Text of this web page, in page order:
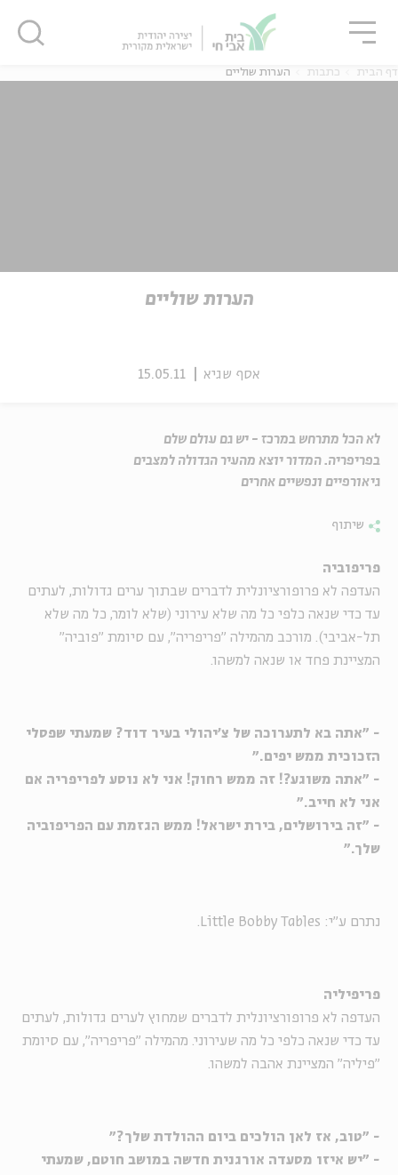
דף הבית כתבות הערות שוליים
הערות שוליים
אסף שגיא 15.05.11
לא הכל מתרחש במרכז - יש גם עולם שלם
בפריפריה. המדור יוצא מהעיר הגדולה למצבים
גיאורפיים ונפשיים אחרים
שיתוף
פריפוביה
העדפה לא פרופורציונלית לדברים שבתוך ערים גדולות, לעתים
עד כדי שנאה כלפי כל מה שלא עירוני (שלא לומר, כל מה שלא
תל-אביבי). מורכב מהמילה "פריפריה", עם סיומת "פוביה"
המציינת פחד או שנאה למשהו.
- "אתה בא לתערוכה של צ'יהולי בעיר דוד? שמעתי שפסלי
הזכוכית ממש יפים."
- "אתה משוגע?! זה ממש רחוק! אני לא נוסע לפריפריה אם
אני לא חייב."
- "זה בירושלים, בירת ישראל! ממש הגזמת עם הפריפוביה
שלך."
נתרם ע"י: Little Bobby Tables.
פריפיליה
העדפה לא פרופורציונלית לדברים שמחוץ לערים גדולות, לעתים
עד כדי שנאה כלפי כל מה שעירוני. מהמילה "פריפריה", עם סיומת
"פיליה" המציינת אהבה למשהו.
- "טוב, אז לאן הולכים ביום ההולדת שלך?"
- "יש איזו מסעדה אורגנית חדשה במושב חוטם, שמעתי
סגור